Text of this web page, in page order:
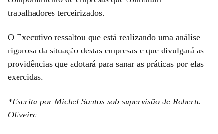
trabalhadores terceirizados.
O Executivo ressaltou que está realizando uma análise
rigorosa da situação destas empresas e que divulgará as
providências que adotará para sanar as práticas por elas
exercidas.
*Escrita por Michel Santos sob supervisão de Roberta
Oliveira